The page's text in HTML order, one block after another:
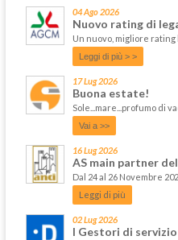
04 Ago 2026
Nuovo rating di
Un nuovo, migliore
Leggi di più > >
17 Lug 2026
Buona estate!
Sole...mare...profumo di
Vai a >>
16 Lug 2026
AS main partner
Dal 24 al 26 Novembre
Leggi di più
02 Lug 2026
I Gestori di